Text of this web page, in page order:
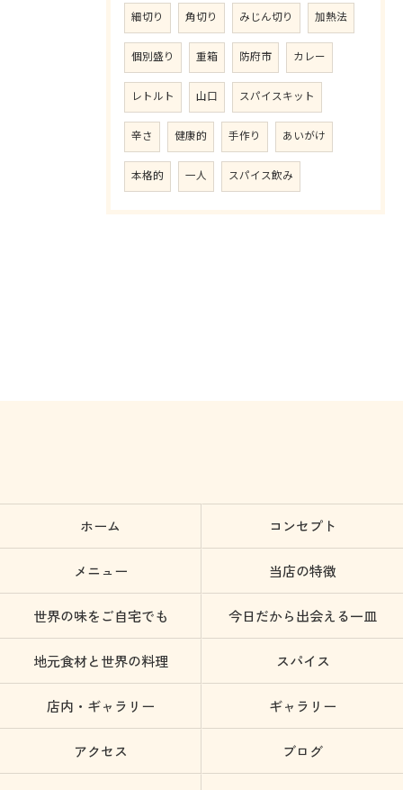
細切り 角切り みじん切り 加熱法
個別盛り 重箱 防府市 カレー
レトルト 山口 スパイスキット
辛さ 健康的 手作り あいがけ
本格的 一人 スパイス飲み
ホーム コンセプト
メニュー 当店の特徴
世界の味をご自宅でも 今日だから出会える一皿
地元食材と世界の料理 スパイス
店内・ギャラリー ギャラリー
アクセス ブログ